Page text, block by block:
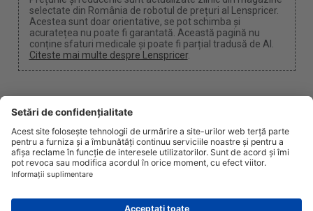
selectate din România de robotul de prețuri al Lenspricer.
Acestea sunt doar orientative, se pot schimba și
acuratețea nu poate fi garantată. Această pagină nu
conține sfaturi medicale și poate fi parțial tradusă de AI.
Citeste mai multe despre Lenspricer.
Setări cookie
Putem câștiga un comision dacă folosiți unul dintre
linkurile noastre pentru a face o achiziție.
Despre noiȘtiriInformațiiConfidențialitateLegal